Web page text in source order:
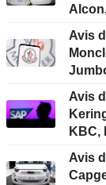
Avis
Avis
KBC,
Avis